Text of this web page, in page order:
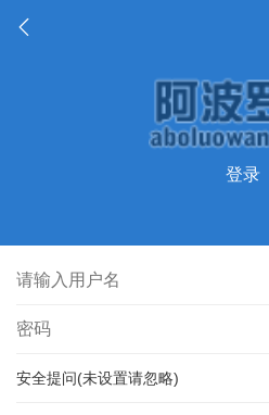
登录
安全提问(未设置请忽略)